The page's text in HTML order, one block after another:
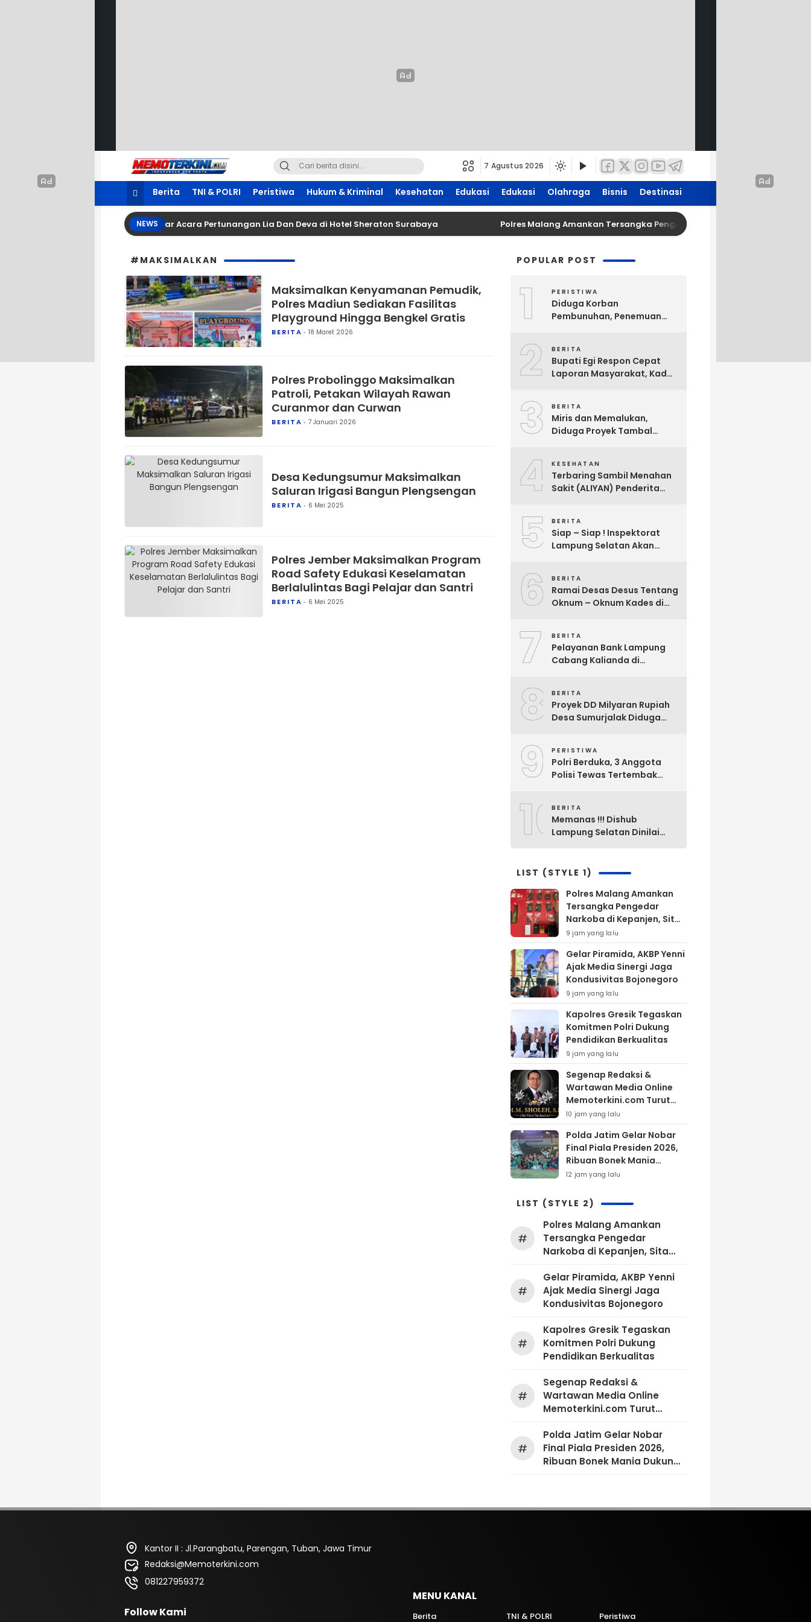
Memoterkini.com
Independen dan Fakta
7 Agustus 2026
Berita TNI & POLRI Peristiwa Hukum & Kriminal Kesehatan Edukasi Edukasi Olahraga Bisnis Destinasi
NEWS
Besar Tetty Tambayung Menggelar Acara Pertunangan Lia Dan Deva di Hotel Sheraton Surabaya Polres Malang Amankan Tersangka Pengedar Narkoba di Kepanjen, Sita
#MAKSIMALKAN
Maksimalkan Kenyamanan Pemudik,
Polres Madiun Sediakan Fasilitas
Playground Hingga Bengkel Gratis
BERITA 18 Maret 2026
Polres Probolinggo Maksimalkan
Patroli, Petakan Wilayah Rawan
Curanmor dan Curwan
BERITA 7 Januari 2026
Desa Kedungsumur Maksimalkan
Saluran Irigasi Bangun Plengsengan
BERITA 6 Mei 2025
Polres Jember Maksimalkan Program
Road Safety Edukasi Keselamatan
Berlalulintas Bagi Pelajar dan Santri
BERITA 6 Mei 2025
POPULAR POST
1 PERISTIWA
Diduga Korban
Pembunuhan, Penemuan
Hebohkan Warga Bakauheni
2 BERITA
Bupati Egi Respon Cepat
Laporan Masyarakat, Kades
3 BERITA
Miris dan Memalukan,
Diduga Proyek Tambal
Selatan Dikerjakan Asal
Asalan !!
4 KESEHATAN
Terbaring Sambil Menahan
Sakit (ALIYAN) Penderita
5 BERITA
Siap – Siap ! Inspektorat
Lampung Selatan Akan
Ini
6 BERITA
Ramai Desas Desus Tentang
Oknum – Oknum Kades di
Pandangan Sekjen Palu
Lampung : Dinas PMD dan
Inspektorat Kurang Tegas
7 BERITA
Pelayanan Bank Lampung
Cabang Kalianda di
Pelayanan Bank Lampung
Buruk !!
8 BERITA
Proyek DD Milyaran Rupiah
Desa Sumurjalak Diduga
9 PERISTIWA
Polri Berduka, 3 Anggota
Polisi Tewas Tertembak
10BERITA
Memanas !!! Dishub
Lampung Selatan Dinilai
Lama Diganti Yang Baru
Jelas
LIST (STYLE 1)
Polres Malang Amankan
Tersangka Pengedar
Narkoba di Kepanjen, Sita
Sabu 96 Gram dan Ganja
131 Gram
9 jam yang lalu
Gelar Piramida, AKBP Yenni
Ajak Media Sinergi Jaga
Kondusivitas Bojonegoro
9 jam yang lalu
Kapolres Gresik Tegaskan
Komitmen Polri Dukung
Pendidikan Berkualitas
9 jam yang lalu
Segenap Redaksi &
Wartawan Media Online
Memoterkini.com Turut
Berdukacita Atas
Wafatnya H.M.Sholeh.S.H
10 jam yang lalu
Polda Jatim Gelar Nobar
Final Piala Presiden 2026,
Ribuan Bonek Mania
Dukung Persebaya dari
12 jam yang lalu
LIST (STYLE 2)
#
Polres Malang Amankan
Tersangka Pengedar
Narkoba di Kepanjen, Sita
Gram
#
Gelar Piramida, AKBP Yenni
Ajak Media Sinergi Jaga
Kondusivitas Bojonegoro
#
Kapolres Gresik Tegaskan
Komitmen Polri Dukung
Pendidikan Berkualitas
#
Segenap Redaksi &
Wartawan Media Online
Memoterkini.com Turut
H.M.Sholeh.S.H
#
Polda Jatim Gelar Nobar
Final Piala Presiden 2026,
Ribuan Bonek Mania Dukung
Kantor II : Jl.Parangbatu, Parengan, Tuban, Jawa Timur
Redaksi@Memoterkini.com
081227959372
Follow Kami
MENU KANAL
Berita TNI & POLRI Peristiwa